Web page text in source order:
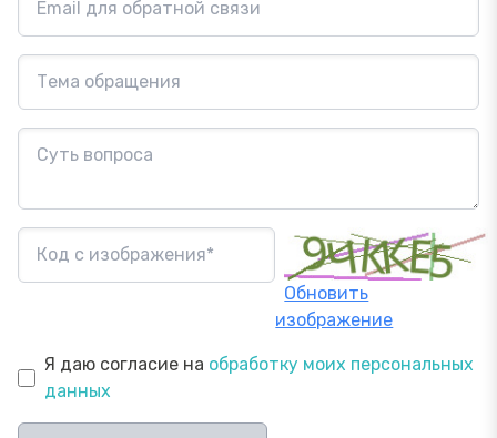
Обновить
изображение
Я даю согласие на обработку моих персональных
данных